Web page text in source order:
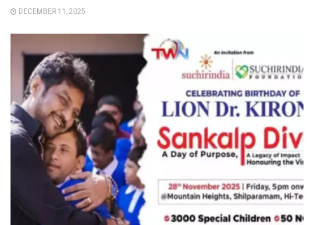
DECEMBER 11, 2025